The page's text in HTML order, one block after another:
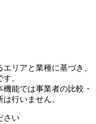
リアと業種に基づき、
。
能では事業者の比較・
行いません。
さい